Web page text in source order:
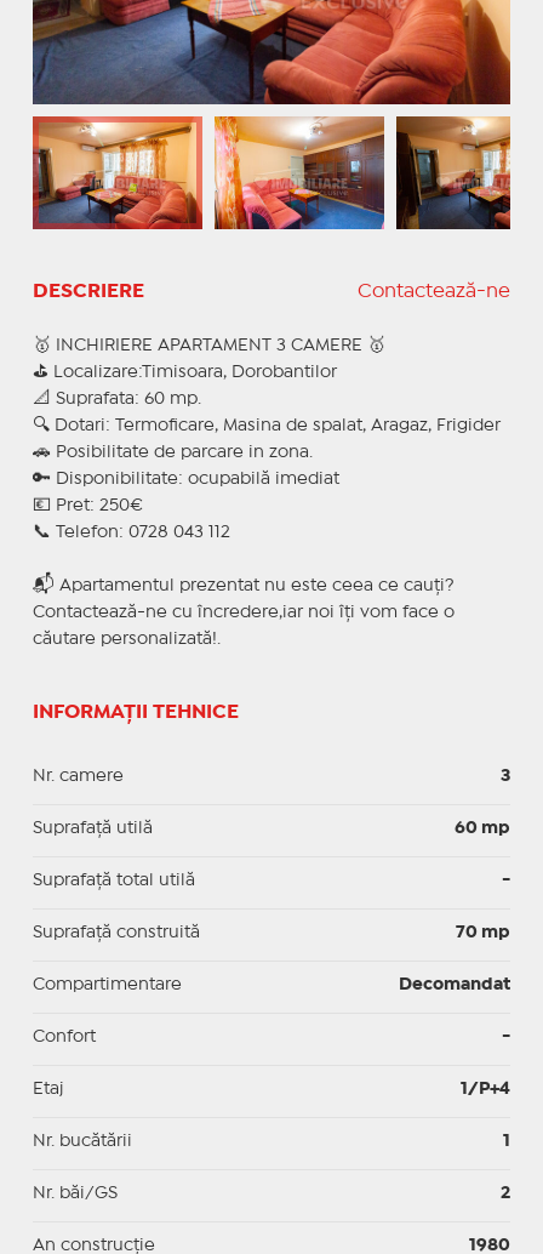
DESCRIERE Contactează-ne
🥇 INCHIRIERE APARTAMENT 3 CAMERE 🥇
⛳ Localizare:Timisoara, Dorobantilor
📐 Suprafata: 60 mp.
🔍 Dotari: Termoficare, Masina de spalat, Aragaz, Frigider
🚗 Posibilitate de parcare in zona.
🔑 Disponibilitate: ocupabilă imediat
💶 Pret: 250€
📞 Telefon: 0728 043 112
📬 Apartamentul prezentat nu este ceea ce cauți?
Contactează-ne cu încredere,iar noi îți vom face o
căutare personalizată!.
INFORMAȚII TEHNICE
Nr. camere 3
Suprafaţă utilă 60 mp
Suprafaţă total utilă -
Suprafaţă construită 70 mp
Compartimentare Decomandat
Confort -
Etaj 1/P+4
Nr. bucătării 1
Nr. băi/GS 2
An construcție 1980